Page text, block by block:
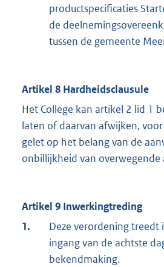
productspecificaties
de
tussen de gemeente
Artikel 8 Hardheidsclausule
Het College kan artikel 2 lid 1
laten of daarvan afwijken,
gelet op het belang van de
onbillijkheid van overwegende
Artikel 9 Inwerkingtreding
1.
Deze verordening treedt
ingang van de achtste
bekendmaking.